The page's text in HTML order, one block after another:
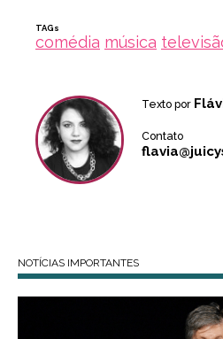
TAGs
comédia música
Texto por
Contato
NOTÍCIAS IMPORTANTES